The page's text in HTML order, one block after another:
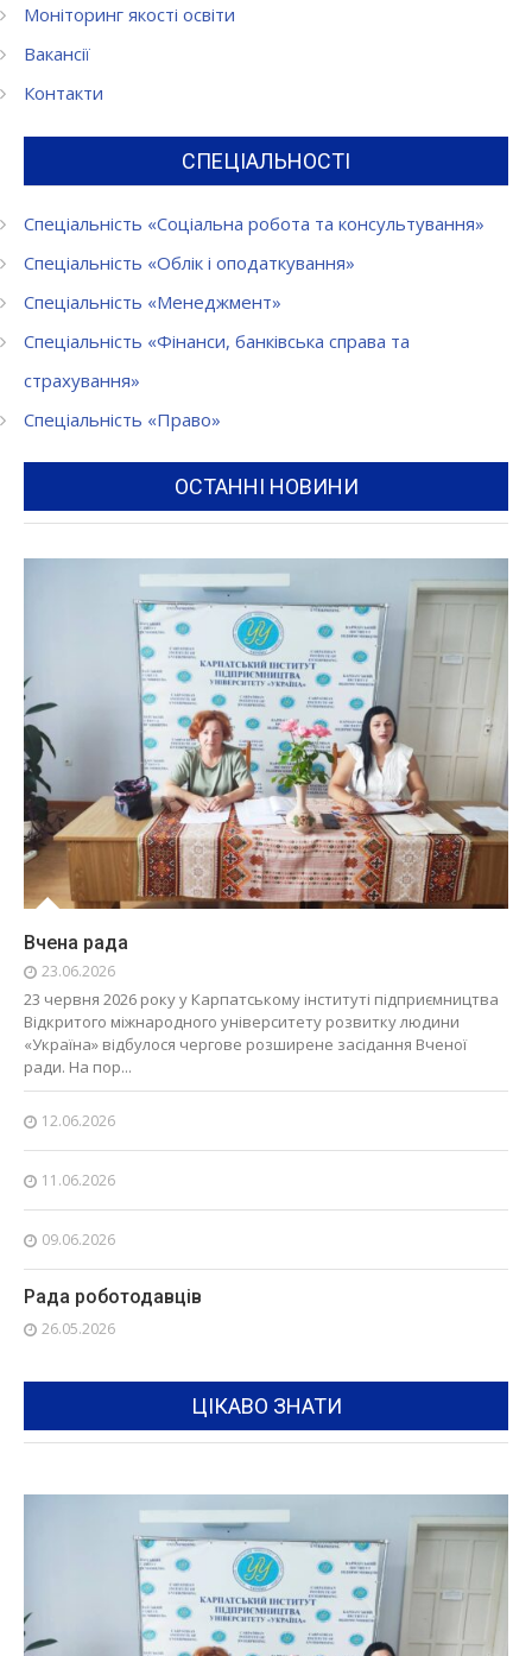
Моніторинг якості освіти
Вакансії
Контакти
СПЕЦІАЛЬНОСТІ
Спеціальність «Соціальна робота та консультування»
Спеціальність «Облік і оподаткування»
Спеціальність «Менеджмент»
Спеціальність «Фінанси, банківська справа та
страхування»
Спеціальність «Право»
ОСТАННІ НОВИНИ
Вчена рада
23.06.2026
23 червня 2026 року у Карпатському інституті підприємництва
Відкритого міжнародного університету розвитку людини
«Україна» відбулося чергове розширене засідання Вченої
ради. На пор...
12.06.2026
11.06.2026
09.06.2026
Рада роботодавців
26.05.2026
ЦІКАВО ЗНАТИ